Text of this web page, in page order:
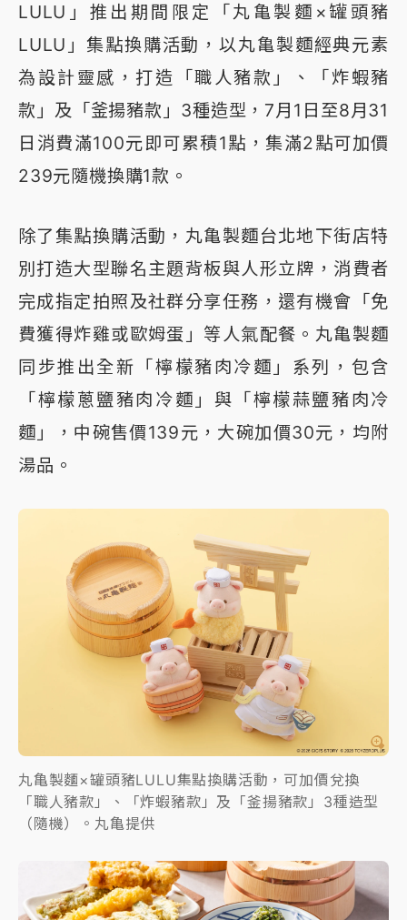
LULU」推出期間限定「丸亀製麵×罐頭豬
LULU」集點換購活動，以丸亀製麵經典元素
為設計靈感，打造「職人豬款」、「炸蝦豬
款」及「釜揚豬款」3種造型，7月1日至8月31
日消費滿100元即可累積1點，集滿2點可加價
239元隨機換購1款。
除了集點換購活動，丸亀製麵台北地下街店特
別打造大型聯名主題背板與人形立牌，消費者
完成指定拍照及社群分享任務，還有機會「免
費獲得炸雞或歐姆蛋」等人氣配餐。丸亀製麵
同步推出全新「檸檬豬肉冷麵」系列，包含
「檸檬蔥鹽豬肉冷麵」與「檸檬蒜鹽豬肉冷
麵」，中碗售價139元，大碗加價30元，均附
湯品。
丸亀製麵×罐頭豬LULU集點換購活動，可加價兌換
「職人豬款」、「炸蝦豬款」及「釜揚豬款」3種造型
（隨機）。丸亀提供